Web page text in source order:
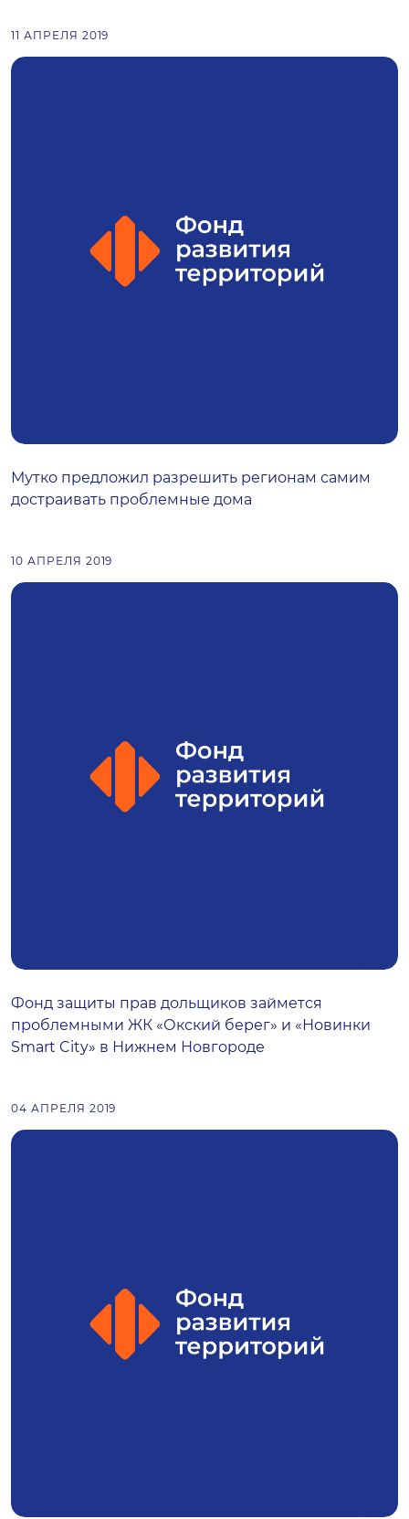
11 АПРЕЛЯ 2019
Мутко предложил разрешить регионам самим
достраивать проблемные дома
10 АПРЕЛЯ 2019
Фонд защиты прав дольщиков займется
проблемными ЖК «Окский берег» и «Новинки
Smart City» в Нижнем Новгороде
04 АПРЕЛЯ 2019